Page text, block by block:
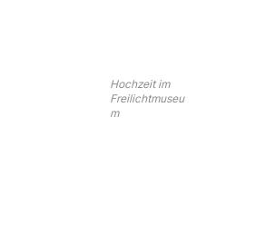
Hochzeit im
Freilichtmuseu
m